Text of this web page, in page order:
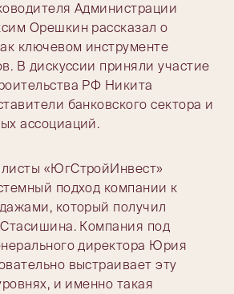
Администрации
Орешкин рассказал о
ключевом инструменте
В дискуссии приняли участие
РФ Никита
банковского сектора и
ассоциаций.
«ЮгСтройИнвест»
подход компании к
который получил
Компания под
директора Юрия
выстраивает эту
и именно такая